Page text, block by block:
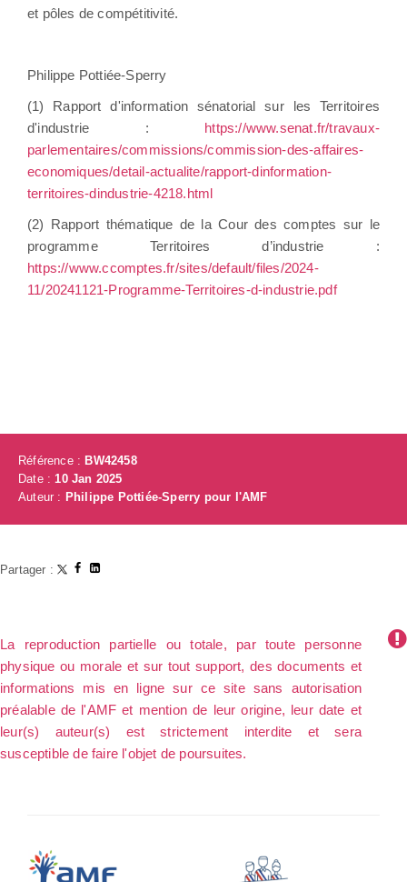
et pôles de compétitivité.
Philippe Pottiée-Sperry
(1) Rapport d'information sénatorial sur les Territoires
d'industrie : https://www.senat.fr/travaux-
parlementaires/commissions/commission-des-affaires-
economiques/detail-actualite/rapport-dinformation-
territoires-dindustrie-4218.html
(2) Rapport thématique de la Cour des comptes sur le
programme Territoires d’industrie :
https://www.ccomptes.fr/sites/default/files/2024-
11/20241121-Programme-Territoires-d-industrie.pdf
Référence : BW42458
Date : 10 Jan 2025
Auteur : Philippe Pottiée-Sperry pour l'AMF
Partager :
La reproduction partielle ou totale, par toute personne
physique ou morale et sur tout support, des documents et
informations mis en ligne sur ce site sans autorisation
préalable de l'AMF et mention de leur origine, leur date et
leur(s) auteur(s) est strictement interdite et sera
susceptible de faire l'objet de poursuites.